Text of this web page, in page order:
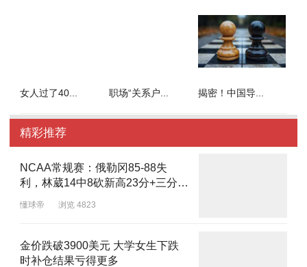
女人过了40... 职场“关系户... 揭密！中国导...
精彩推荐
NCAA常规赛：俄勒冈85-88失
利，林葳14中8砍新高23分+三分绝
懂球帝 浏览 4823
金价跌破3900美元 大学女生下跌
时补仓结果亏得更多